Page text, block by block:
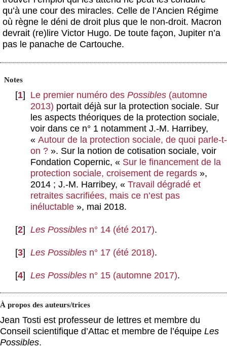
qu’à une cour des miracles. Celle de l’Ancien Régime
où règne le déni de droit plus que le non-droit. Macron
devrait (re)lire Victor Hugo. De toute façon, Jupiter n’a
pas le panache de Cartouche.
Notes
[1] Le premier numéro des Possibles (automne
2013) portait déjà sur la protection sociale. Sur
les aspects théoriques de la protection sociale,
voir dans ce n° 1 notamment J.-M. Harribey,
« Autour de la protection sociale, de quoi parle-t-
on ? ». Sur la notion de cotisation sociale, voir
Fondation Copernic, « Sur le financement de la
protection sociale, croisement de regards »,
2014 ; J.-M. Harribey, « Travail dégradé et
retraites sacrifiées, mais ce n’est pas
inéluctable », mai 2018.
[2] Les Possibles n° 14 (été 2017).
[3] Les Possibles n° 17 (été 2018).
[4] Les Possibles n° 15 (automne 2017).
À propos des auteurs/trices
Jean Tosti est professeur de lettres et membre du
Conseil scientifique d’Attac et membre de l’équipe Les
Possibles.